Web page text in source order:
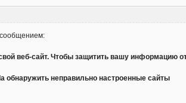
сообщением:
веб-сайт. Чтобы защитить вашу информацию
обнаружить неправильно настроенные сайты